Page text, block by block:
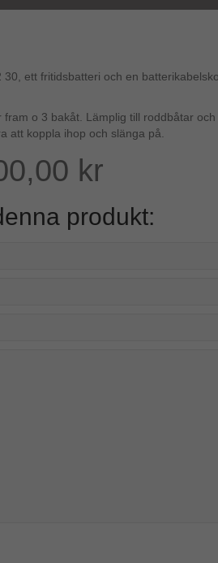
ett fritidsbatteri och en
o 3 bakåt. Lämplig till roddbåtar och
att koppla ihop och slänga på.
kr
produkt: